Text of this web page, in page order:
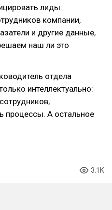
лиды:
компании,
и другие данные,
наш ли это
отдела
интеллектуально:
процессы. А остальное
3.1K